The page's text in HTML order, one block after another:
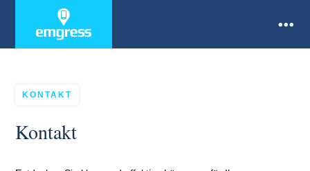
Vision & Strategie
KONTAKT
Kontakt